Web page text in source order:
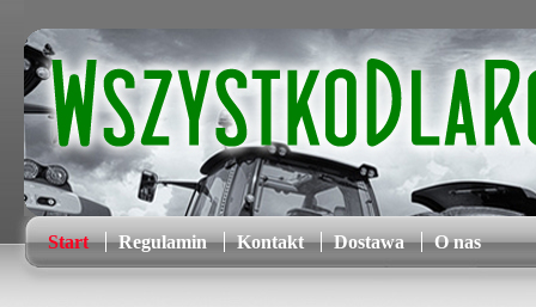
Start Regulamin Kontakt Dostawa O nas